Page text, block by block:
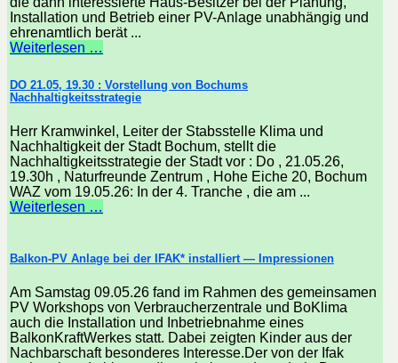
Installation und Betrieb einer PV-Anlage unabhängig und
ehrenamtlich berät ...
Weiterlesen …
DO 21.05, 19.30 : Vorstellung von Bochums
Nachhaltigkeitsstrategie
Herr Kramwinkel, Leiter der Stabsstelle Klima und
Nachhaltigkeit der Stadt Bochum, stellt die
Nachhaltigkeitsstrategie der Stadt vor : Do , 21.05.26,
19.30h , Naturfreunde Zentrum , Hohe Eiche 20, Bochum
WAZ vom 19.05.26: In der 4. Tranche , die am ...
Weiterlesen …
Balkon-PV Anlage bei der IFAK* installiert — Impressionen
Am Samstag 09.05.26 fand im Rahmen des gemeinsamen
PV Workshops von Verbraucherzentrale und BoKlima
auch die Installation und Inbetriebnahme eines
BalkonKraftWerkes statt. Dabei zeigten Kinder aus der
Nachbarschaft besonderes Interesse.Der von der Ifak